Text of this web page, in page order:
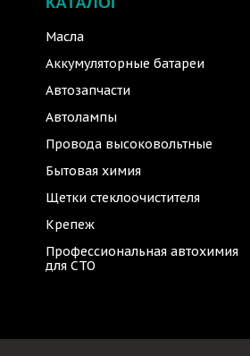
Масла
Аккумуляторные батареи
Автозапчасти
Автолампы
Провода высоковольтные
Бытовая химия
Щетки стеклоочистителя
Крепеж
Профессиональная автохимия
для СТО